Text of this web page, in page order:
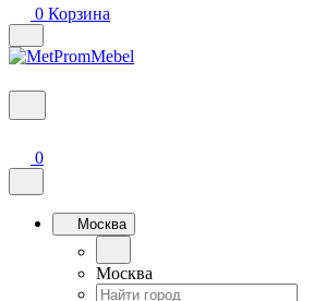
0 Корзина
0
Москва
Москва